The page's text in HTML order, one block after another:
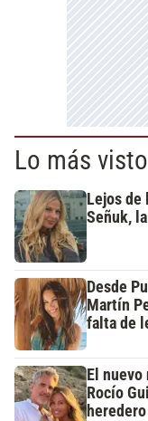
Lo más visto
Lejos de
Señuk,
Desde
Martín
falta de
El
Rocío